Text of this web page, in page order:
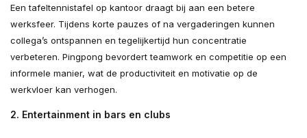
Een tafeltennistafel op kantoor draagt bij aan een betere
werksfeer. Tijdens korte pauzes of na vergaderingen kunnen
collega’s ontspannen en tegelijkertijd hun concentratie
verbeteren. Pingpong bevordert teamwork en competitie op een
informele manier, wat de productiviteit en motivatie op de
werkvloer kan verhogen.
2. Entertainment in bars en clubs